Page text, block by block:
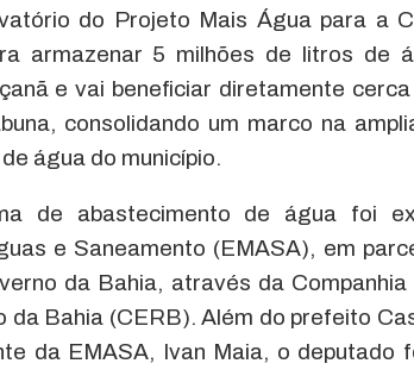
do Projeto Mais Água para a
armazenar 5 milhões de litros de
e vai beneficiar diretamente
consolidando um marco na
água do município.
de abastecimento de água foi
e Saneamento (EMASA), em
da Bahia, através da
da Bahia (CERB). Além do prefeito
da EMASA, Ivan Maia, o deputado